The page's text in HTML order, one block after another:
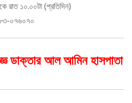
রাত ১০.০০টা (প্রতিদিন)
০৭৬০৭০
ডাক্তার আল আমিন হাসপাতা